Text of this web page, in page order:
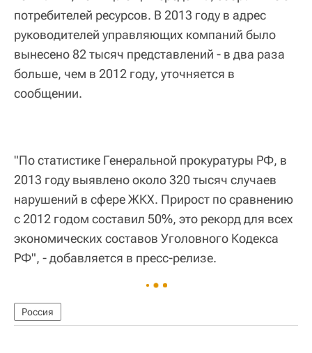
потребителей ресурсов. В 2013 году в адрес
руководителей управляющих компаний было
вынесено 82 тысяч представлений - в два раза
больше, чем в 2012 году, уточняется в
сообщении.
"По статистике Генеральной прокуратуры РФ, в
2013 году выявлено около 320 тысяч случаев
нарушений в сфере ЖКХ. Прирост по сравнению
с 2012 годом составил 50%, это рекорд для всех
экономических составов Уголовного Кодекса
РФ", - добавляется в пресс-релизе.
Россия